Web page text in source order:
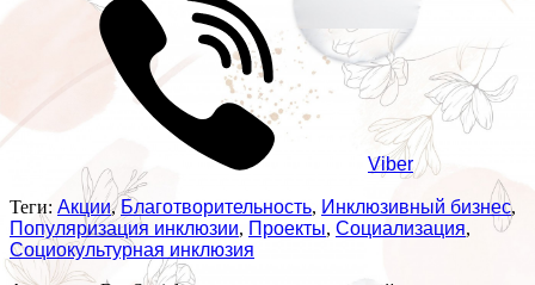
Viber
Теги: Акции, Благотворительность, Инклюзивный бизнес,
Популяризация инклюзии, Проекты, Социализация,
Социокультурная инклюзия